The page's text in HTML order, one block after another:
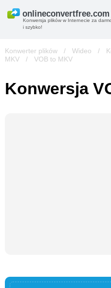
Konwersja plików w Internecie za
i szybko!
Konwerter plików / Wideo /
MKV
/ VOB to MKV
Konwersja